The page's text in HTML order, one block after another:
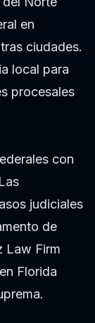
en
ciudades.
local para
procesales
con
judiciales
de
Law Firm
Florida